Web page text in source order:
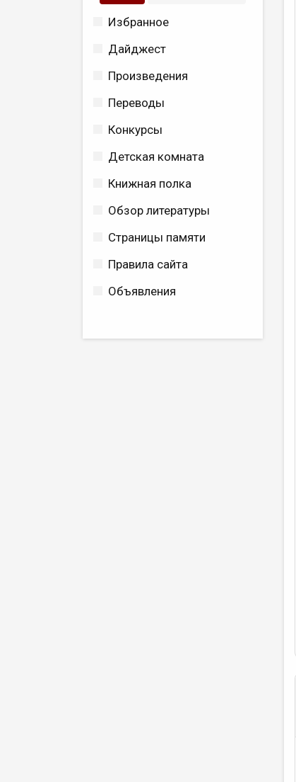
Избранное
Дайджест
Произведения
Переводы
Конкурсы
Детская комната
Книжная полка
Обзор литературы
Страницы памяти
Правила сайта
Объявления